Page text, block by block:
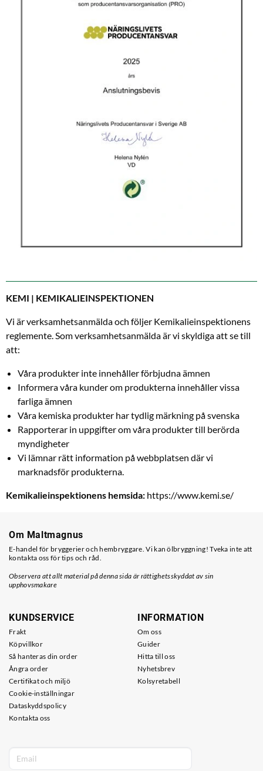
KEMI | KEMIKALIEINSPEKTIONEN
Vi är verksamhetsanmälda och följer Kemikalieinspektionens
reglemente. Som verksamhetsanmälda är vi skyldiga att se till
att:
Våra produkter inte innehåller förbjudna ämnen
Informera våra kunder om produkterna innehåller vissa
farliga ämnen
Våra kemiska produkter har tydlig märkning på svenska
Rapporterar in uppgifter om våra produkter till berörda
myndigheter
Vi lämnar rätt information på webbplatsen där vi
marknadsför produkterna.
Kemikalieinspektionens hemsida: https://www.kemi.se/
Om Maltmagnus
E-handel för bryggerier och hembryggare. Vi kan ölbryggning! Tveka inte att
kontakta oss för tips och råd.
Observera att allt material på denna sida är rättighetsskyddat av sin
upphovsmakare
KUNDSERVICE
Frakt
Köpvillkor
Så hanteras din order
Ångra order
Certifikat och miljö
Cookie-inställningar
Dataskyddspolicy
Kontakta oss
INFORMATION
Om oss
Guider
Hitta till oss
Nyhetsbrev
Kolsyretabell